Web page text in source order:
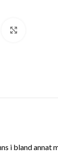
Klicka
i bland annat